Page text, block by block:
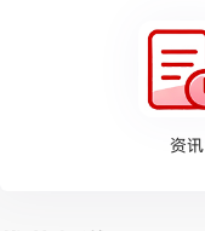
资讯